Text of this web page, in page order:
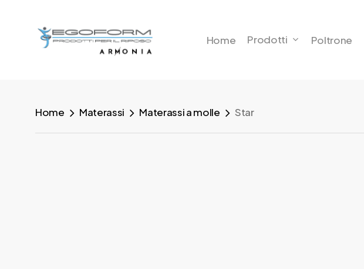
Home Prodotti Poltrone
Home Materassi Materassi a molle Star